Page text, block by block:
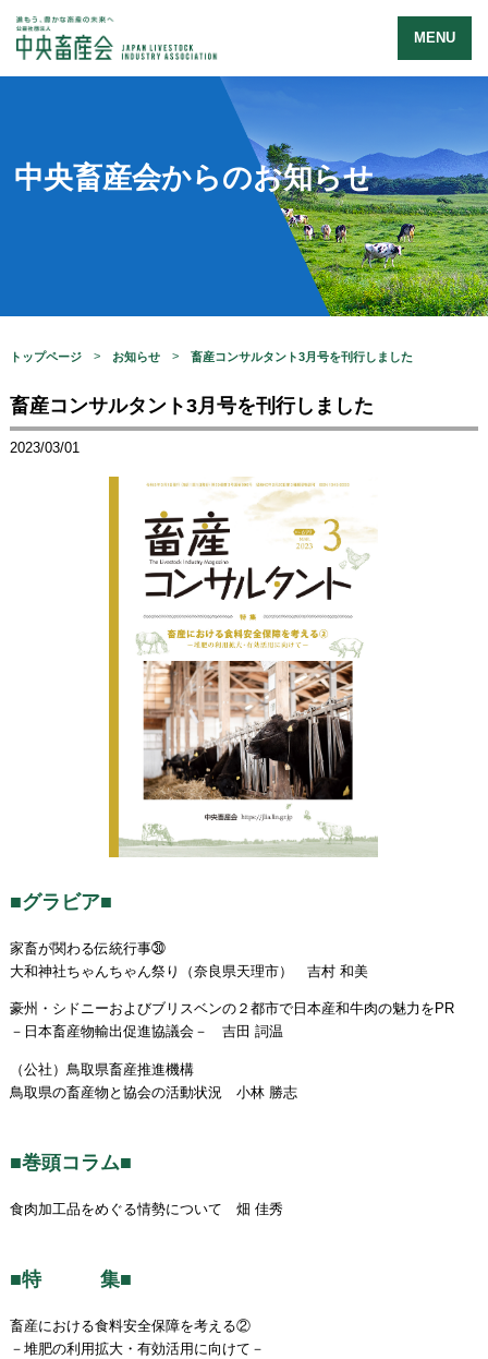
MENU
中央畜産会からのお知らせ
トップページ お知らせ 畜産コンサルタント3月号を刊行しました
畜産コンサルタント3月号を刊行しました
2023/03/01
■グラビア■
家畜が関わる伝統行事㉚
大和神社ちゃんちゃん祭り（奈良県天理市） 吉村 和美
豪州・シドニーおよびブリスベンの２都市で日本産和牛肉の魅力をPR
－日本畜産物輸出促進協議会－ 吉田 詞温
（公社）鳥取県畜産推進機構
鳥取県の畜産物と協会の活動状況 小林 勝志
■巻頭コラム■
食肉加工品をめぐる情勢について 畑 佳秀
■特 集■
畜産における食料安全保障を考える②
－堆肥の利用拡大・有効活用に向けて－